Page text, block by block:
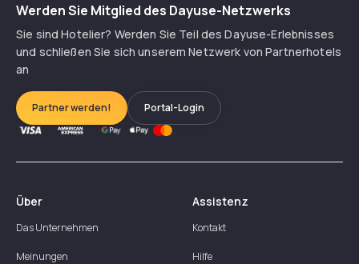
Werden Sie Mitglied des Dayuse-Netzwerks
Sie sind Hotelier? Werden Sie Teil des Dayuse-Erlebnisses
und schließen Sie sich unserem Netzwerk von Partnerhotels
an
Partner werden! Portal-Login
Über
Das Unternehmen
Meinungen
Assistenz
Kontakt
Hilfe